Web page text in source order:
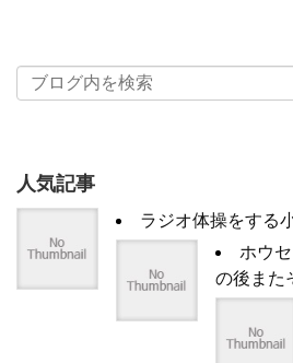
人気記事
ラジオ体操をする
ホウ
の後また